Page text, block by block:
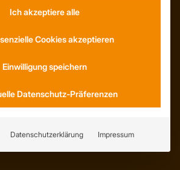
Ich akzeptiere alle
Cookies akzeptieren
Einwilligung speichern
Datenschutz-Präferenzen
Datenschutzerklärung Impressum